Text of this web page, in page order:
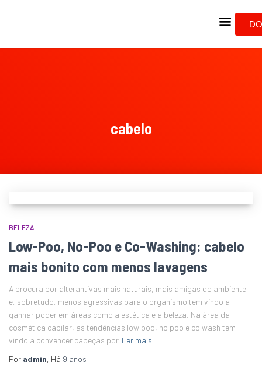
cabelo
BELEZA
Low-Poo, No-Poo e Co-Washing: cabelo
mais bonito com menos lavagens
A procura por alterantivas mais naturais, mais amigas do ambiente
e, sobretudo, menos agressivas para o organismo tem vindo a
ganhar poder em áreas como a estética e a beleza. Na área da
cosmética capilar, as tendências low poo, no poo e co wash tem
vindo a convencer cabeças por Ler mais
Por admin, Há 9 anos